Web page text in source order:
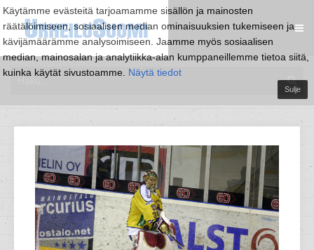
Käytämme evästeitä tarjoamamme sisällön ja mainosten
räätälöimiseen, sosiaalisen median ominaisuuksien tukemiseen ja
kävijämäärämme analysoimiseen. Jaamme myös sosiaalisen
median, mainosalan ja analytiikka-alan kumppaneillemme tietoa siitä,
kuinka käytät sivustoamme. Näytä tiedot
Sulje